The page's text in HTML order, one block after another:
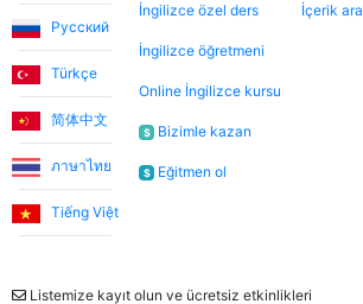
Русский
Türkçe
简体中文
ภาษาไทย
Tiếng Việt
İngilizce özel ders
İngilizce öğretmeni
Online İngilizce kursu
$ Bizimle kazan
$ Eğitmen ol
İçerik ara
Listemize kayıt olun ve ücretsiz etkinlikleri